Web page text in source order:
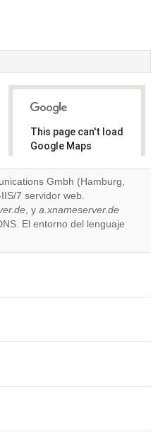
This page can't load
Google Maps
Do you
website?
Gmbh (Hamburg,
7 servidor web.
, y a.xnameserver.de
El entorno del lenguaje